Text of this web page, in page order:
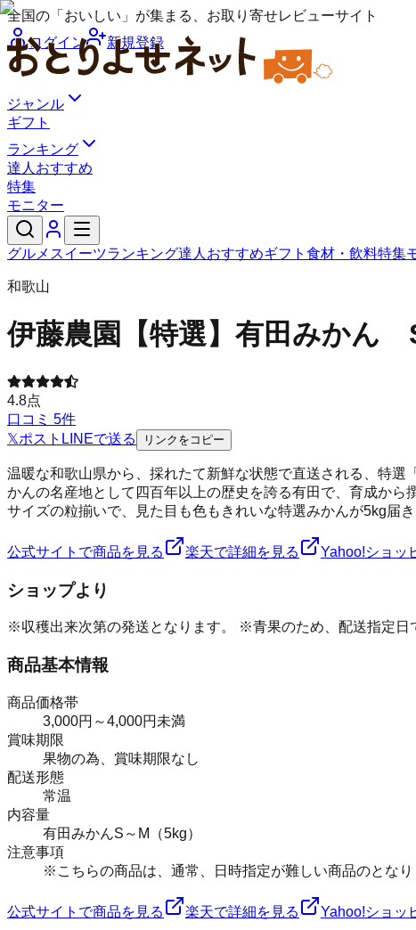
全国の「おいしい」が集まる、お取り寄せレビューサイト
ログイン
新規登録
ジャンル
ギフト
ランキング
達人おすすめ
特集
モニター
グルメ スイーツランキング達人おすすめギフト 食材・飲料特集
和歌山
伊藤農園 【特選】有田みかん
4.8点
口コミ 5件
𝕏ポスト LINEで送る リンクをコピー
温暖な和歌山県から、採れたて新鮮な状態で直送される、特
かんの名産地として四百年以上の歴史を誇る有田で、育成か
サイズの粒揃いで、見た目も色もきれいな特選みかんが5kg届
公式サイトで商品を見る 楽天で詳細を見る Yahoo!ショッ
ショップより
※収穫出来次第の発送となります。 ※青果のため、配送指定日
商品基本情報
商品価格帯
3,000円～4,000円未満
賞味期限
果物の為、賞味期限なし
配送形態
常温
内容量
有田みかんS～M（5kg）
注意事項
※こちらの商品は、通常、日時指定が難しい商品のとな
公式サイトで商品を見る 楽天で詳細を見る Yahoo!ショッ